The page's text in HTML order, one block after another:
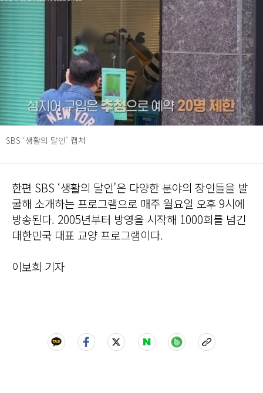
SBS ‘생활의 달인’ 캡처
한편 SBS ‘생활의 달인’은 다양한 분야의 장인들을 발
굴해 소개하는 프로그램으로 매주 월요일 오후 9시에
방송된다. 2005년부터 방영을 시작해 1000회를 넘긴
대한민국 대표 교양 프로그램이다.
이보희 기자